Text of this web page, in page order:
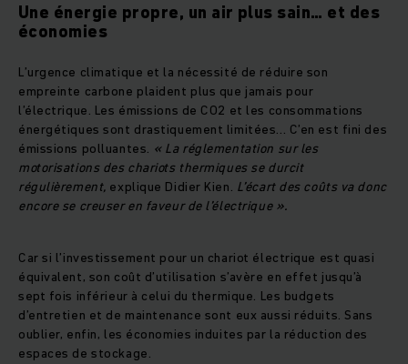
Une énergie propre, un air plus sain… et des
économies
L’urgence climatique et la nécessité de réduire son
empreinte carbone plaident plus que jamais pour
l’électrique. Les émissions de CO2 et les consommations
énergétiques sont drastiquement limitées... C’en est fini des
émissions polluantes. « La réglementation sur les
motorisations des chariots thermiques se durcit
régulièrement, explique Didier Kien. L’écart des coûts va donc
encore se creuser en faveur de l’électrique ».
Car si l’investissement pour un chariot électrique est quasi
équivalent, son coût d’utilisation s’avère en effet jusqu’à
sept fois inférieur à celui du thermique. Les budgets
d’entretien et de maintenance sont eux aussi réduits. Sans
oublier, enfin, les économies induites par la réduction des
espaces de stockage.